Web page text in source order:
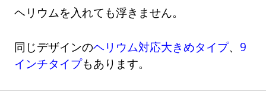
ヘリウムを入れても浮きません。
同じデザインのヘリウム対応大きめタイプ、 9
インチタイプもあります。